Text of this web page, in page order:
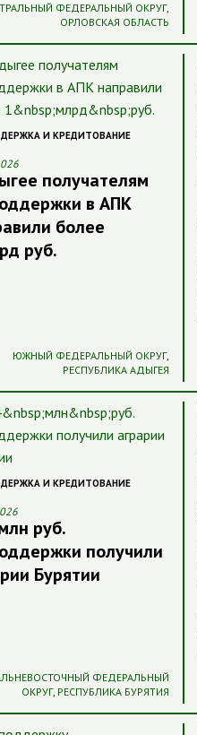
ФЕДЕРАЛЬНЫЙ ОКРУГ,
ОРЛОВСКАЯ ОБЛАСТЬ
И КРЕДИТОВАНИЕ
получателям
в АПК
более
руб.
ЮЖНЫЙ ФЕДЕРАЛЬНЫЙ ОКРУГ,
РЕСПУБЛИКА АДЫГЕЯ
И КРЕДИТОВАНИЕ
руб.
получили
Бурятии
ФЕДЕРАЛЬНЫЙ
ОКРУГ, РЕСПУБЛИКА БУРЯТИЯ